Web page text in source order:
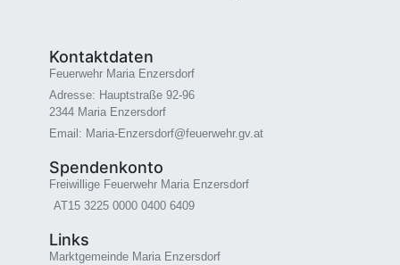
Kontaktdaten
Feuerwehr Maria Enzersdorf
Adresse: Hauptstraße 92-96
2344 Maria Enzersdorf
Email: Maria-Enzersdorf@feuerwehr.gv.at
Spendenkonto
Freiwillige Feuerwehr Maria Enzersdorf
AT15 3225 0000 0400 6409
Links
Marktgemeinde Maria Enzersdorf